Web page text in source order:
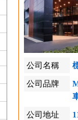
公司名稱
公司品牌
公司地址